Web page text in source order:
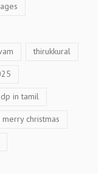
thirukkural
in tamil
christmas